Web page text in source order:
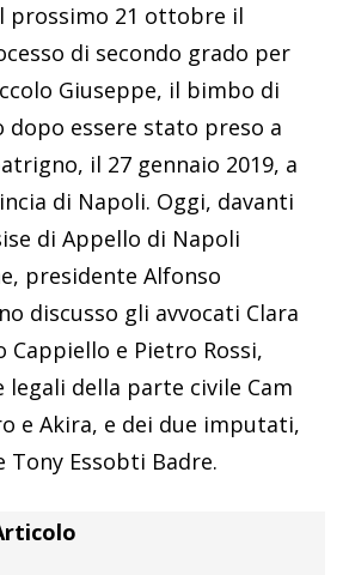
prossimo 21 ottobre il
di secondo grado per
Giuseppe, il bimbo di
essere stato preso a
il 27 gennaio 2019, a
di Napoli. Oggi, davanti
di Appello di Napoli
presidente Alfonso
discusso gli avvocati Clara
Cappiello e Pietro Rossi,
della parte civile Cam
e Akira, e dei due imputati,
Tony Essobti Badre.